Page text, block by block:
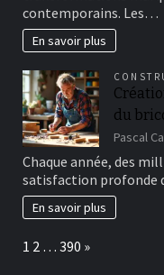
contemporains. Les…
En savoir plus
du
Pascal
Chaque année, des
satisfaction profonde
En savoir plus
Page:
1 2 … 390 Next
»